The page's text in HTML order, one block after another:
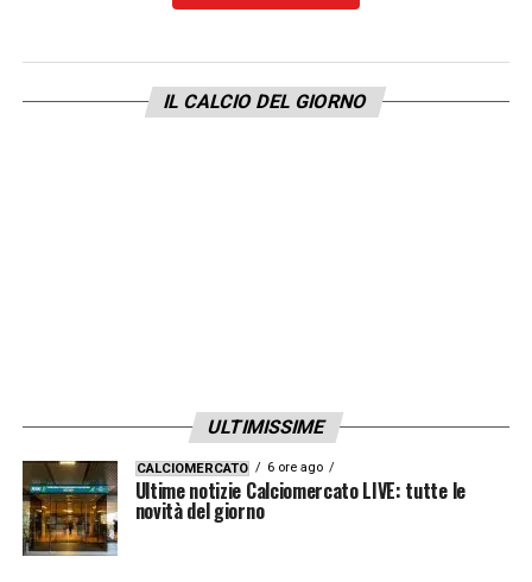
IL CALCIO DEL GIORNO
ULTIMISSIME
CALCIOMERCATO 6 ore ago
Ultime notizie Calciomercato LIVE: tutte le
novità del giorno